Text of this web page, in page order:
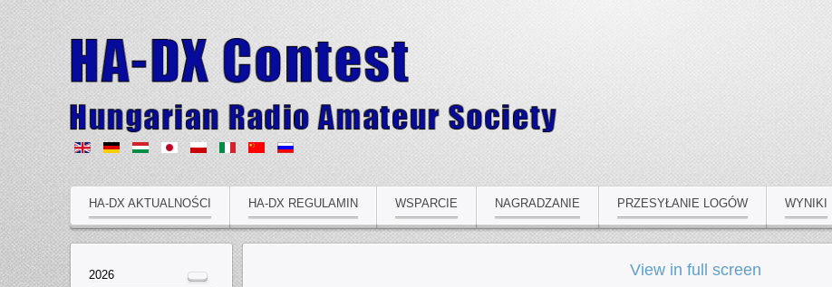
HA-DX AKTUALNOŚCI HA-DX REGULAMIN WSPARCIE NAGRADZANIE PRZESYŁANIE LOGÓW WYNIKI
View in full screen
2026